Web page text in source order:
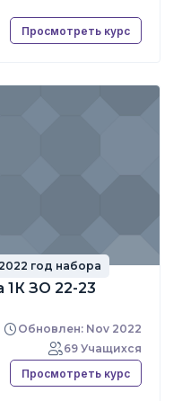
Просмотреть курс
год набора
1К ЗО 22-23
Обновлен: Nov 2022
69 Учащихся
Просмотреть курс